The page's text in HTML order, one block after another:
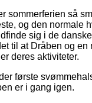
sommerferien så
og den normale
sig i de
til at Dråben og en
deres aktiviteter.
første
er i gang igen.